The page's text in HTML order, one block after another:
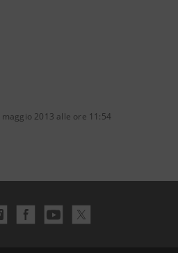
2013 alle ore 11:54